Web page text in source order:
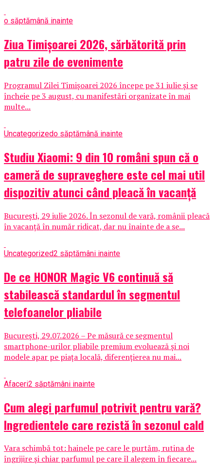
o săptămână inainte
Ziua Timișoarei 2026, sărbătorită prin
patru zile de evenimente
Programul Zilei Timișoarei 2026 începe pe 31 iulie și se
încheie pe 3 august, cu manifestări organizate în mai
multe...
Uncategorizedo săptămână inainte
Studiu Xiaomi: 9 din 10 români spun că o
cameră de supraveghere este cel mai util
dispozitiv atunci când pleacă în vacanță
București, 29 iulie 2026. În sezonul de vară, românii pleacă
în vacanță în număr ridicat, dar nu înainte de a se...
Uncategorized2 săptămâni inainte
De ce HONOR Magic V6 continuă să
stabilească standardul în segmentul
telefoanelor pliabile
București, 29.07.2026 – Pe măsură ce segmentul
smartphone-urilor pliabile premium evoluează și noi
modele apar pe piața locală, diferențierea nu mai...
Afaceri2 săptămâni inainte
Cum alegi parfumul potrivit pentru vară?
Ingredientele care rezistă în sezonul cald
Vara schimbă tot: hainele pe care le purtăm, rutina de
îngrijire și chiar parfumul pe care îl alegem în fiecare...